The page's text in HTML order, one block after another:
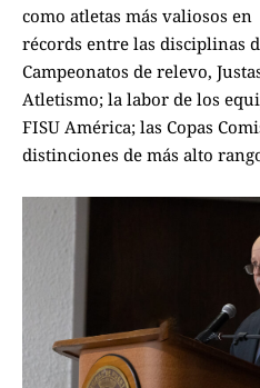
como atletas más valiosos
récords entre las disciplinas
Campeonatos de relevo,
Atletismo; la labor de los
FISU América; las Copas
distinciones de más alto